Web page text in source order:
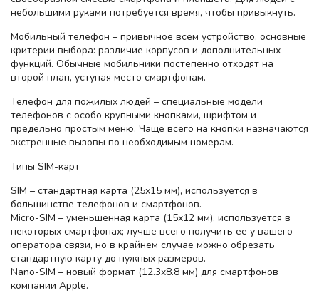
небольшими руками потребуется время, чтобы привыкнуть.
Мобильный телефон – привычное всем устройство, основные
критерии выбора: различие корпусов и дополнительных
функций. Обычные мобильники постепенно отходят на
второй план, уступая место смартфонам.
Телефон для пожилых людей – специальные модели
телефонов с особо крупными кнопками, шрифтом и
предельно простым меню. Чаще всего на кнопки назначаются
экстренные вызовы по необходимым номерам.
Типы SIM-карт
SIM – стандартная карта (25x15 мм), используется в
большинстве телефонов и смартфонов.
Micro-SIM – уменьшенная карта (15х12 мм), используется в
некоторых смартфонах; лучше всего получить ее у вашего
оператора связи, но в крайнем случае можно обрезать
стандартную карту до нужных размеров.
Nano-SIM – новый формат (12.3x8.8 мм) для смартфонов
компании Apple.